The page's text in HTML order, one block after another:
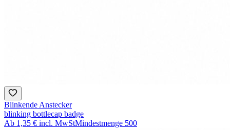
Blinkende Anstecker
blinking bottlecap badge
Ab 1,35 € incl. MwStMindestmenge 500